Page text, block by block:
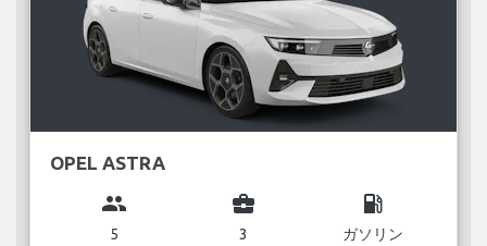
OPEL ASTRA
group
5
business_center
3
local_gas_station
ガソリン